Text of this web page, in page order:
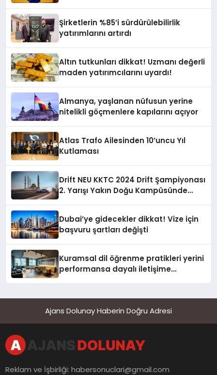
Şirketlerin %85’i sürdürülebilirlik
yatırımlarını artırdı
Altın tutkunları dikkat! Uzmanı değerli
maden yatırımcılarını uyardı!
Almanya, yaşlanan nüfusun yerine
nitelikli göçmenlere kapılarını açıyor
Atlas Trafo Ailesinden 10’uncu Yıl
Kutlaması
Drift NEU KKTC 2024 Drift Şampiyonası
2. Yarışı Yakın Doğu Kampüsünde
Dubai’ye gidecekler dikkat! Vize için
başvuru şartları değişti
Kuramsal dil öğrenme pratikleri yerini
performansa dayalı iletişime
Ajans Dolunay Haberin Doğru Adresi
Reklam ve İşbirliği:habersonuclari@gmail.com